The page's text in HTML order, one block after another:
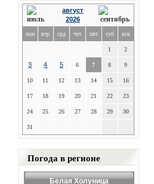
август
2026
пон втр срд чет пят суб вск
1 2
3 4 5 6 7 8 9
10 11 12 13 14 15 16
17 18 19 20 21 22 23
24 25 26 27 28 29 30
31
Погода в регионе
Белая Холуница